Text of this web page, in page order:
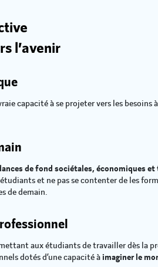
l’avenir
capacité à se projeter vers les besoins
de fond sociétales, économiques
et ne pas se contenter de les
de demain.
aux étudiants de travailler dès la
dotés d’une capacité àimaginer le